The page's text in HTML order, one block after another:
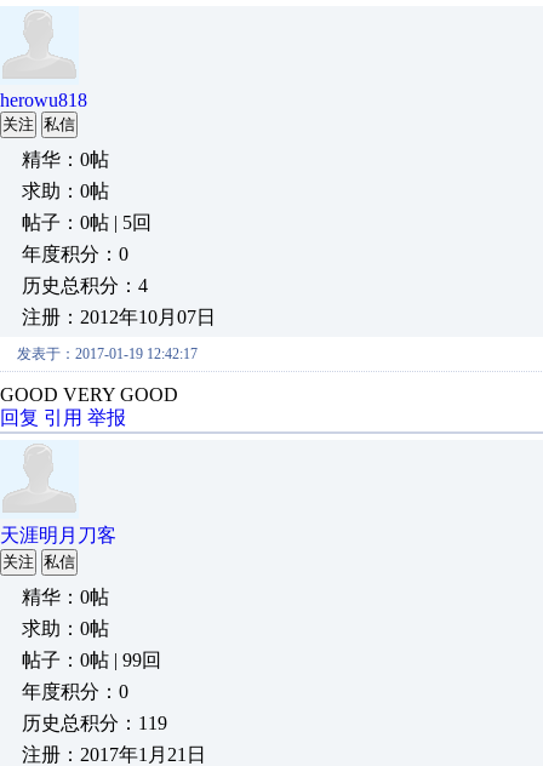
herowu818
关注 私信
精华：0帖
求助：0帖
帖子：0帖 | 5回
年度积分：0
历史总积分：4
注册：2012年10月07日
发表于：2017-01-19 12:42:17
GOOD VERY GOOD
回复 引用 举报
天涯明月刀客
关注 私信
精华：0帖
求助：0帖
帖子：0帖 | 99回
年度积分：0
历史总积分：119
注册：2017年1月21日